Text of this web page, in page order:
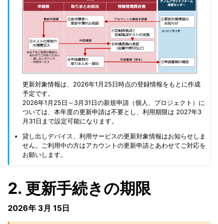
更新対象情報は、2026年1月25日時点の登録情報をもとに作成
予定です。
2026年1月25日～3月31日の新規申請（個人、プロジェクト）に
ついては、本年度の更新申請は不要とし、利用期限は 2027年3
月31日まで設定可能になります。
貸し出しデバイス、利用サービスの更新対象情報はお知らせしま
せん。ご利用中の方はアカウントの更新申請とあわせてご対応を
お願いします。
2. 更新手続きの期限
2026年 3月 15日